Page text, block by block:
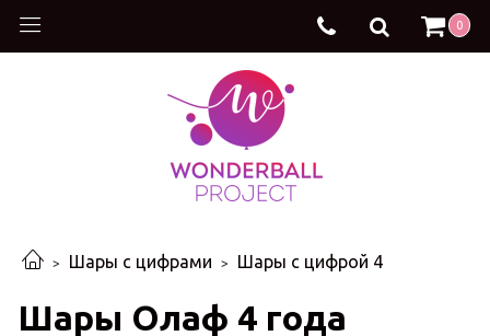
0
Шары с цифрами Шары с цифрой 4
Шары Олаф 4 года